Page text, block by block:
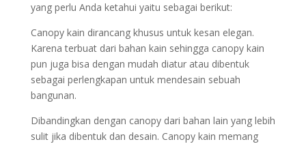
yang perlu Anda ketahui yaitu sebagai berikut:
Canopy kain dirancang khusus untuk kesan elegan.
Karena terbuat dari bahan kain sehingga canopy kain
pun juga bisa dengan mudah diatur atau dibentuk
sebagai perlengkapan untuk mendesain sebuah
bangunan.
Dibandingkan dengan canopy dari bahan lain yang lebih
sulit jika dibentuk dan desain. Canopy kain memang